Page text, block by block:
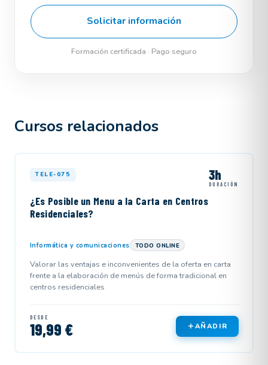
Solicitar información
Formación certificada · Pago seguro
Cursos relacionados
TELE-075 3h
DURACIÓN
¿Es Posible un Menu a la Carta en Centros
Residenciales?
Informática y comunicaciones TODO ONLINE
Valorar las ventajas e inconvenientes de la oferta en carta
frente a la elaboración de menús de forma tradicional en
centros residenciales
DESDE
19,99 € AÑADIR